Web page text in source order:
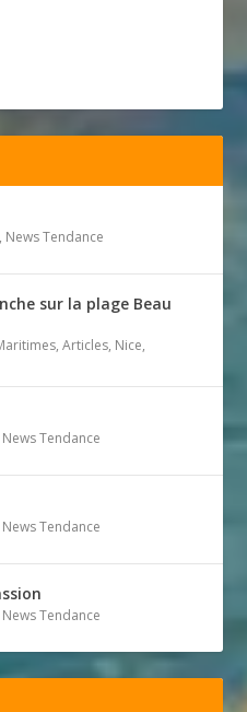
, News Tendance
sur la plage Beau
,Articles, Nice,
News Tendance
News Tendance
News Tendance